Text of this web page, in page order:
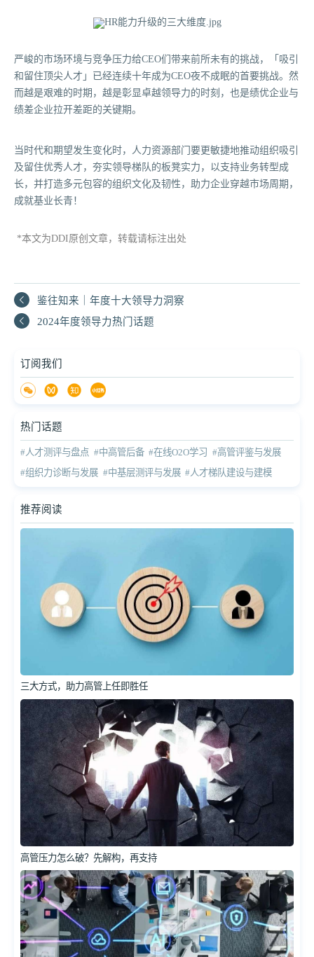
严峻的市场环境与竞争压力给CEO们带来前所未有的挑战，「吸引
和留住顶尖人才」已经连续十年成为CEO夜不成眠的首要挑战。然
而越是艰难的时期，越是彰显卓越领导力的时刻，也是绩优企业与
绩差企业拉开差距的关键期。
当时代和期望发生变化时，人力资源部门要更敏捷地推动组织吸引
及留住优秀人才，夯实领导梯队的板凳实力，以支持业务转型成
长，并打造多元包容的组织文化及韧性，助力企业穿越市场周期，
成就基业长青！
*本文为DDI原创文章，转载请标注出处
鉴往知来｜年度十大领导力洞察
2024年度领导力热门话题
订阅我们
热门话题
#人才测评与盘点 #中高管后备 #在线O2O学习 #高管评鉴与发展
#组织力诊断与发展 #中基层测评与发展 #人才梯队建设与建模
推荐阅读
三大方式，助力高管上任即胜任
高管压力怎么破？先解构，再支持